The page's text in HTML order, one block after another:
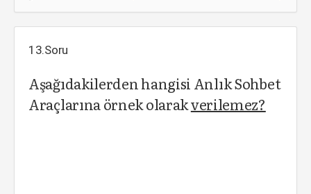
13.Soru
Aşağıdakilerden hangisi Anlık Sohbet
Araçlarına örnek olarakverilemez?